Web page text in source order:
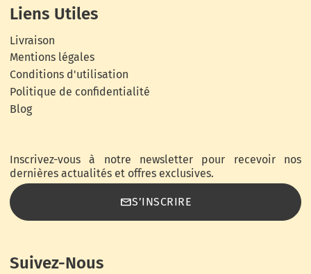
Liens Utiles
Livraison
Mentions légales
Conditions d'utilisation
Politique de confidentialité
Blog
Inscrivez-vous à notre newsletter pour recevoir nos
dernières actualités et offres exclusives.
emailS’INSCRIRE
Suivez-Nous